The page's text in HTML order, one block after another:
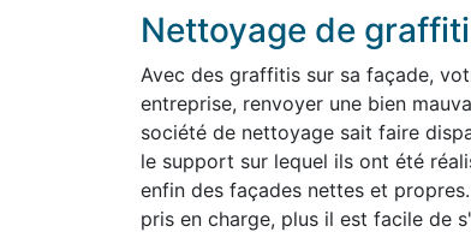
Nettoyage de
Avec des graffitis sur sa façade,
entreprise, renvoyer une bien
société de nettoyage sait faire
le support sur lequel ils ont été
enfin des façades nettes et
pris en charge, plus il est facile de